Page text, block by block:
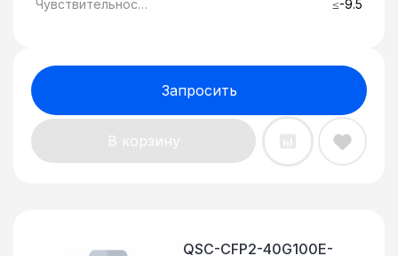
Чувствительност
≤-9.5
Запросить
В корзину
QSC-CFP2-40G100E-